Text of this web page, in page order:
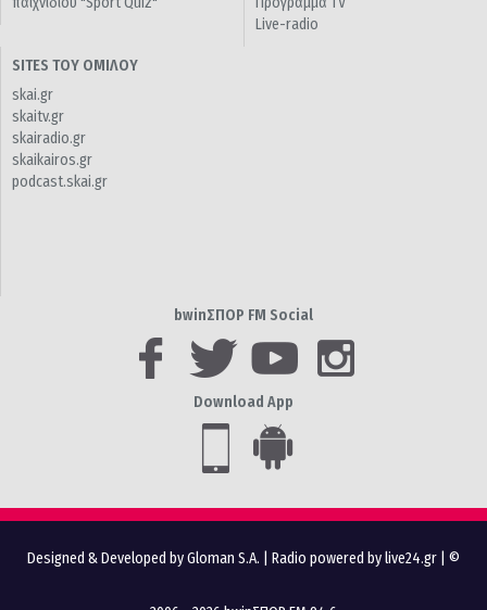
Live-radio
SITES ΤΟΥ ΟΜΙΛΟΥ
skai.gr
skaitv.gr
skairadio.gr
skaikairos.gr
podcast.skai.gr
bwinΣΠΟΡ FM Social
Download App
Designed & Developed by Gloman S.A. Radio powered by live24.gr | ©